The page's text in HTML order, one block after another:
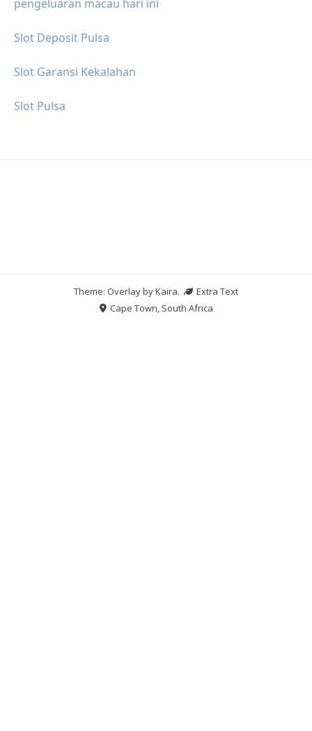
pengeluaran macau hari ini
Slot Deposit Pulsa
Slot Garansi Kekalahan
Slot Pulsa
Theme: Overlay byKaira.
Extra Text
Cape Town, South Africa